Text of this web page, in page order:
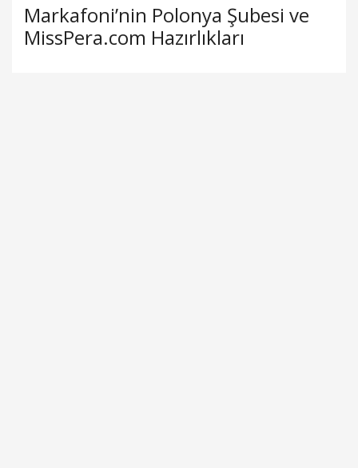
Markafoni’nin Polonya Şubesi ve
MissPera.com Hazırlıkları